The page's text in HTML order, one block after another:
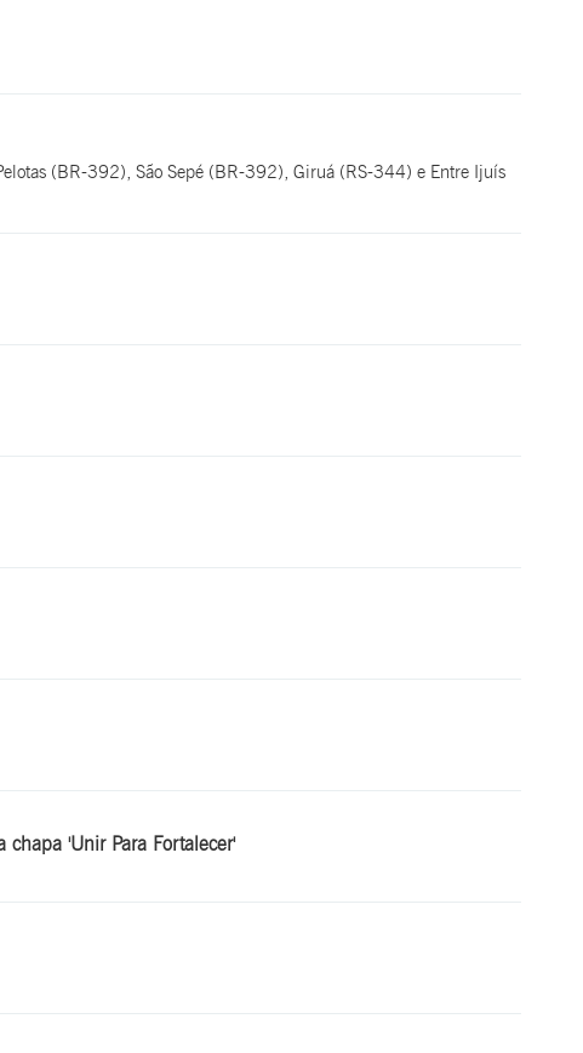
(BR-392), São Sepé (BR-392), Giruá (RS-344) e Entre Ijuís
chapa 'Unir Para Fortalecer'